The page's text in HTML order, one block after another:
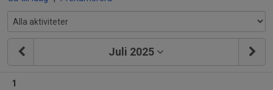
Juli 2025
1